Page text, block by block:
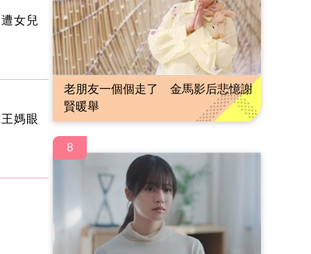
女兒
媽眼
老朋友一個個走了 金馬影后悲憶謝
賢暖舉
8